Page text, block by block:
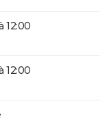
12:00
12:00